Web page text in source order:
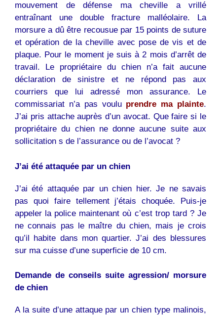
mouvement de défense ma cheville a vrillé
entraînant une double fracture malléolaire. La
morsure a dû être recousue par 15 points de suture
et opération de la cheville avec pose de vis et de
plaque. Pour le moment je suis à 2 mois d’arrêt de
travail. Le propriétaire du chien n’a fait aucune
déclaration de sinistre et ne répond pas aux
courriers que lui adressé mon assurance. Le
commissariat n’a pas voulu prendre ma plainte.
J’ai pris attache auprès d’un avocat. Que faire si le
propriétaire du chien ne donne aucune suite aux
sollicitation s de l’assurance ou de l’avocat ?
J’ai été attaquée par un chien
J’ai été attaquée par unchien hier. Je ne savais
pas quoi faire tellement j’étais choquée. Puis-je
appeler la police maintenant où c’est trop tard ? Je
ne connais pas le maître du chien, mais je crois
qu’il habite dans mon quartier. J’ai des blessures
sur ma cuisse d’une superficie de 10 cm.
Demande de conseils suite agression/ morsure
de chien
A la suite d’une attaque par unchien type malinois,